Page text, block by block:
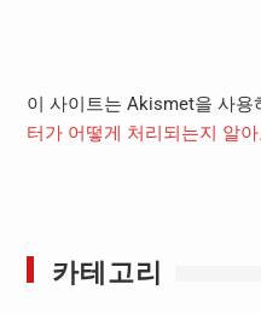
이 사이트는 Akismet을 사용
터가 어떻게 처리되는지 알
카테고리